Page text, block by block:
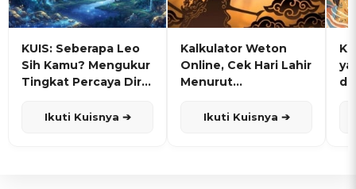
KUIS: Seberapa Leo
Sih Kamu? Mengukur
Tingkat Percaya Diri
Ikuti Kuisnya ➔
Kalkulator Weton
Online, Cek Hari Lahir
Menurut
Ikuti Kuisnya ➔